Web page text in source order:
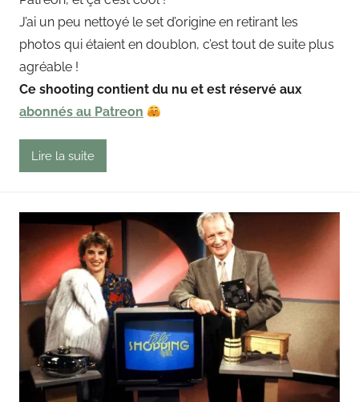
i
n
g
u
t
J’ai un peu nettoyé le set d’origine en retirant les
photos qui étaient en doublon, c’est tout de suite plus
agréable !
Ce shooting contient du nu et est réservé aux
abonnés au Patreon
Lire la suite